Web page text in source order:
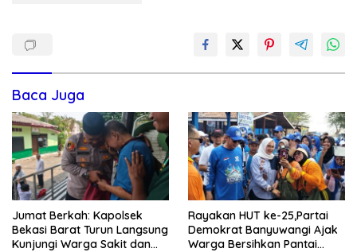
Baca Juga
Jumat Berkah: Kapolsek
Bekasi Barat Turun Langsung
Kunjungi Warga Sakit dan
Rayakan HUT ke-25,Partai
Demokrat Banyuwangi Ajak
Warga Bersihkan Pantai